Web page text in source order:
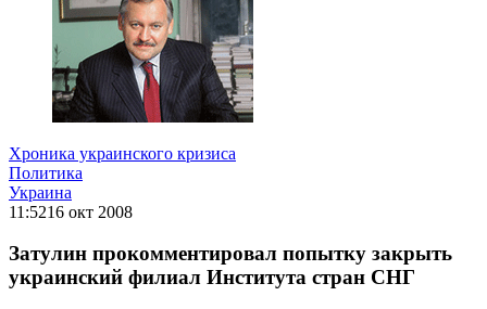
Хроника украинского кризиса
Политика
Украина
11:5216 окт 2008
Затулин прокомментировал попытку закрыть
украинский филиал Института стран СНГ